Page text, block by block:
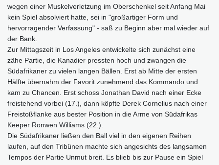
wegen einer Muskelverletzung im Oberschenkel seit Anfang Mai
kein Spiel absolviert hatte, sei in "großartiger Form und
hervorragender Verfassung" - saß zu Beginn aber mal wieder auf
der Bank.
Zur Mittagszeit in Los Angeles entwickelte sich zunächst eine
zähe Partie, die Kanadier pressten hoch und zwangen die
Südafrikaner zu vielen langen Bällen. Erst ab Mitte der ersten
Hälfte übernahm der Favorit zunehmend das Kommando und
kam zu Chancen. Erst schoss Jonathan David nach einer Ecke
freistehend vorbei (17.), dann köpfte Derek Cornelius nach einer
Freistoßflanke aus bester Position in die Arme von Südafrikas
Keeper Ronwen Williams (22.).
Die Südafrikaner ließen den Ball viel in den eigenen Reihen
laufen, auf den Tribünen machte sich angesichts des langsamen
Tempos der Partie Unmut breit. Es blieb bis zur Pause ein Spiel